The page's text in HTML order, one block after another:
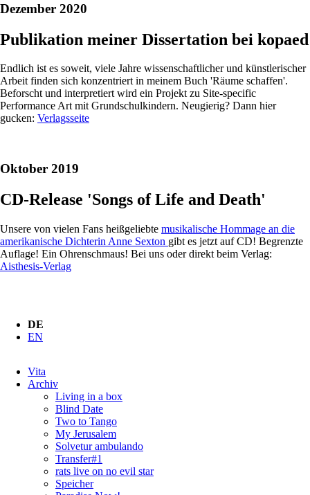
Dezember 2020
Publikation meiner Dissertation bei kopaed
Endlich ist es soweit, viele Jahre wissenschaftlicher und künstlerischer
Arbeit finden sich konzentriert in meinem Buch 'Räume schaffen'.
Beforscht und interpretiert wird ein Projekt zu Site-specific
Performance Art mit Grundschulkindern. Neugierig? Dann hier
gucken: Verlagsseite
Oktober 2019
CD-Release 'Songs of Life and Death'
Unsere von vielen Fans heißgeliebte musikalische Hommage an die
amerikanische Dichterin Anne Sexton gibt es jetzt auf CD! Begrenzte
Auflage! Ein Ohrenschmaus! Bei uns oder direkt beim Verlag:
Aisthesis-Verlag
DE
EN
überspringen
Vita
Archiv
Living in a box
Blind Date
Two to Tango
My Jerusalem
Solvetur ambulando
Transfer#1
rats live on no evil star
Speicher